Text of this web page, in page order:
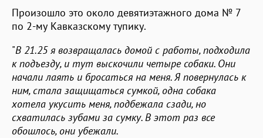
Произошло это около девятиэтажного дома № 7
по 2-му Кавказскому тупику.
"В 21.25 я возвращалась домой с работы, подходила
к подъезду, и тут выскочили четыре собаки. Они
начали лаять и бросаться на меня. Я повернулась к
ним, стала защищаться сумкой, одна собака
хотела укусить меня, подбежала сзади, но
схватилась зубами за сумку. В этот раз все
обошлось, они убежали.